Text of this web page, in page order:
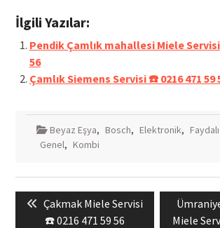
İlgili Yazılar:
Pendik Çamlık mahallesi Miele
56
Çamlık Siemens Servisi ☎️ 0216 471 59
Beyaz Eşya, Bosch, Elektronik,
Genel, Kombi
gezinmesi
Previous
post:
Çakmak Miele Servisi
☎️ 0216 471 59 56
Next
post:
Miele